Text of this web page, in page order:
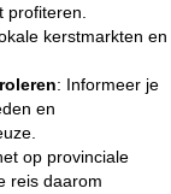
profiteren.
kerstmarkten en
: Informeer je
en
op provinciale
reis daarom